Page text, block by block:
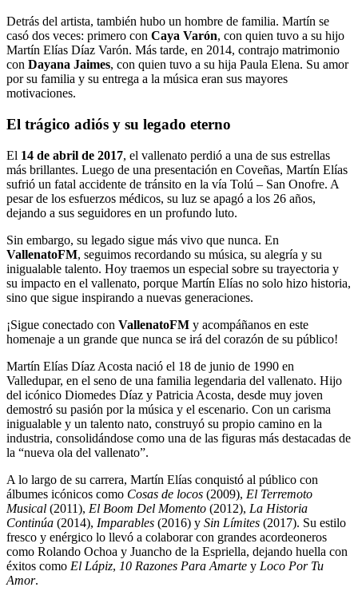
Detrás del artista, también hubo un hombre de familia. Martín se
casó dos veces: primero con Caya Varón, con quien tuvo a su hijo
Martín Elías Díaz Varón. Más tarde, en 2014, contrajo matrimonio
con Dayana Jaimes, con quien tuvo a su hija Paula Elena. Su amor
por su familia y su entrega a la música eran sus mayores
motivaciones.
El trágico adiós y su legado eterno
El 14 de abril de 2017, el vallenato perdió a una de sus estrellas
más brillantes. Luego de una presentación en Coveñas, Martín Elías
sufrió un fatal accidente de tránsito en la vía Tolú – San Onofre. A
pesar de los esfuerzos médicos, su luz se apagó a los 26 años,
dejando a sus seguidores en un profundo luto.
Sin embargo, su legado sigue más vivo que nunca. En
VallenatoFM, seguimos recordando su música, su alegría y su
inigualable talento. Hoy traemos un especial sobre su trayectoria y
su impacto en el vallenato, porque Martín Elías no solo hizo historia,
sino que sigue inspirando a nuevas generaciones.
¡Sigue conectado con VallenatoFM y acompáñanos en este
homenaje a un grande que nunca se irá del corazón de su público!
Martín Elías Díaz Acosta nació el 18 de junio de 1990 en
Valledupar, en el seno de una familia legendaria del vallenato. Hijo
del icónico Diomedes Díaz y Patricia Acosta, desde muy joven
demostró su pasión por la música y el escenario. Con un carisma
inigualable y un talento nato, construyó su propio camino en la
industria, consolidándose como una de las figuras más destacadas de
la “nueva ola del vallenato”.
A lo largo de su carrera, Martín Elías conquistó al público con
álbumes icónicos como Cosas de locos (2009), El Terremoto
Musical (2011), El Boom Del Momento (2012), La Historia
Continúa (2014), Imparables (2016) y Sin Límites (2017). Su estilo
fresco y enérgico lo llevó a colaborar con grandes acordeoneros
como Rolando Ochoa y Juancho de la Espriella, dejando huella con
éxitos como El Lápiz, 10 Razones Para Amarte y Loco Por Tu
Amor.